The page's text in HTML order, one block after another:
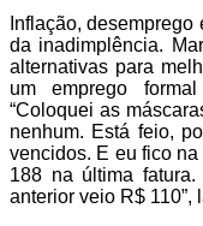
Inflação,
da inadimplência.
alternativas para
um emprego
“Coloquei as
nenhum. Está feio,
vencidos. E eu fico
188 na última
anterior veio R$ 110”,